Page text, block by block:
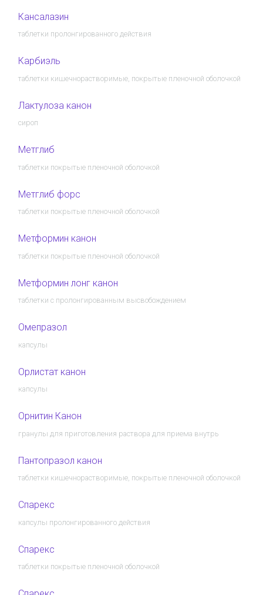
Кансалазин
таблетки пролонгированного действия
Карбиэль
таблетки кишечнорастворимые, покрытые пленочной оболочкой
Лактулоза канон
сироп
Метглиб
таблетки покрытые пленочной оболочкой
Метглиб форс
таблетки покрытые пленочной оболочкой
Метформин канон
таблетки покрытые пленочной оболочкой
Метформин лонг канон
таблетки с пролонгированным высвобождением
Омепразол
капсулы
Орлистат канон
капсулы
Орнитин Канон
гранулы для приготовления раствора для приема внутрь
Пантопразол канон
таблетки кишечнорастворимые, покрытые пленочной оболочкой
Спарекс
капсулы пролонгированного действия
Спарекс
таблетки покрытые пленочной оболочкой